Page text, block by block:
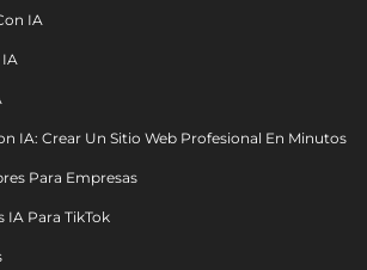
IA
IA: Crear Un Sitio Web Profesional En Minutos
Para Empresas
IA Para TikTok